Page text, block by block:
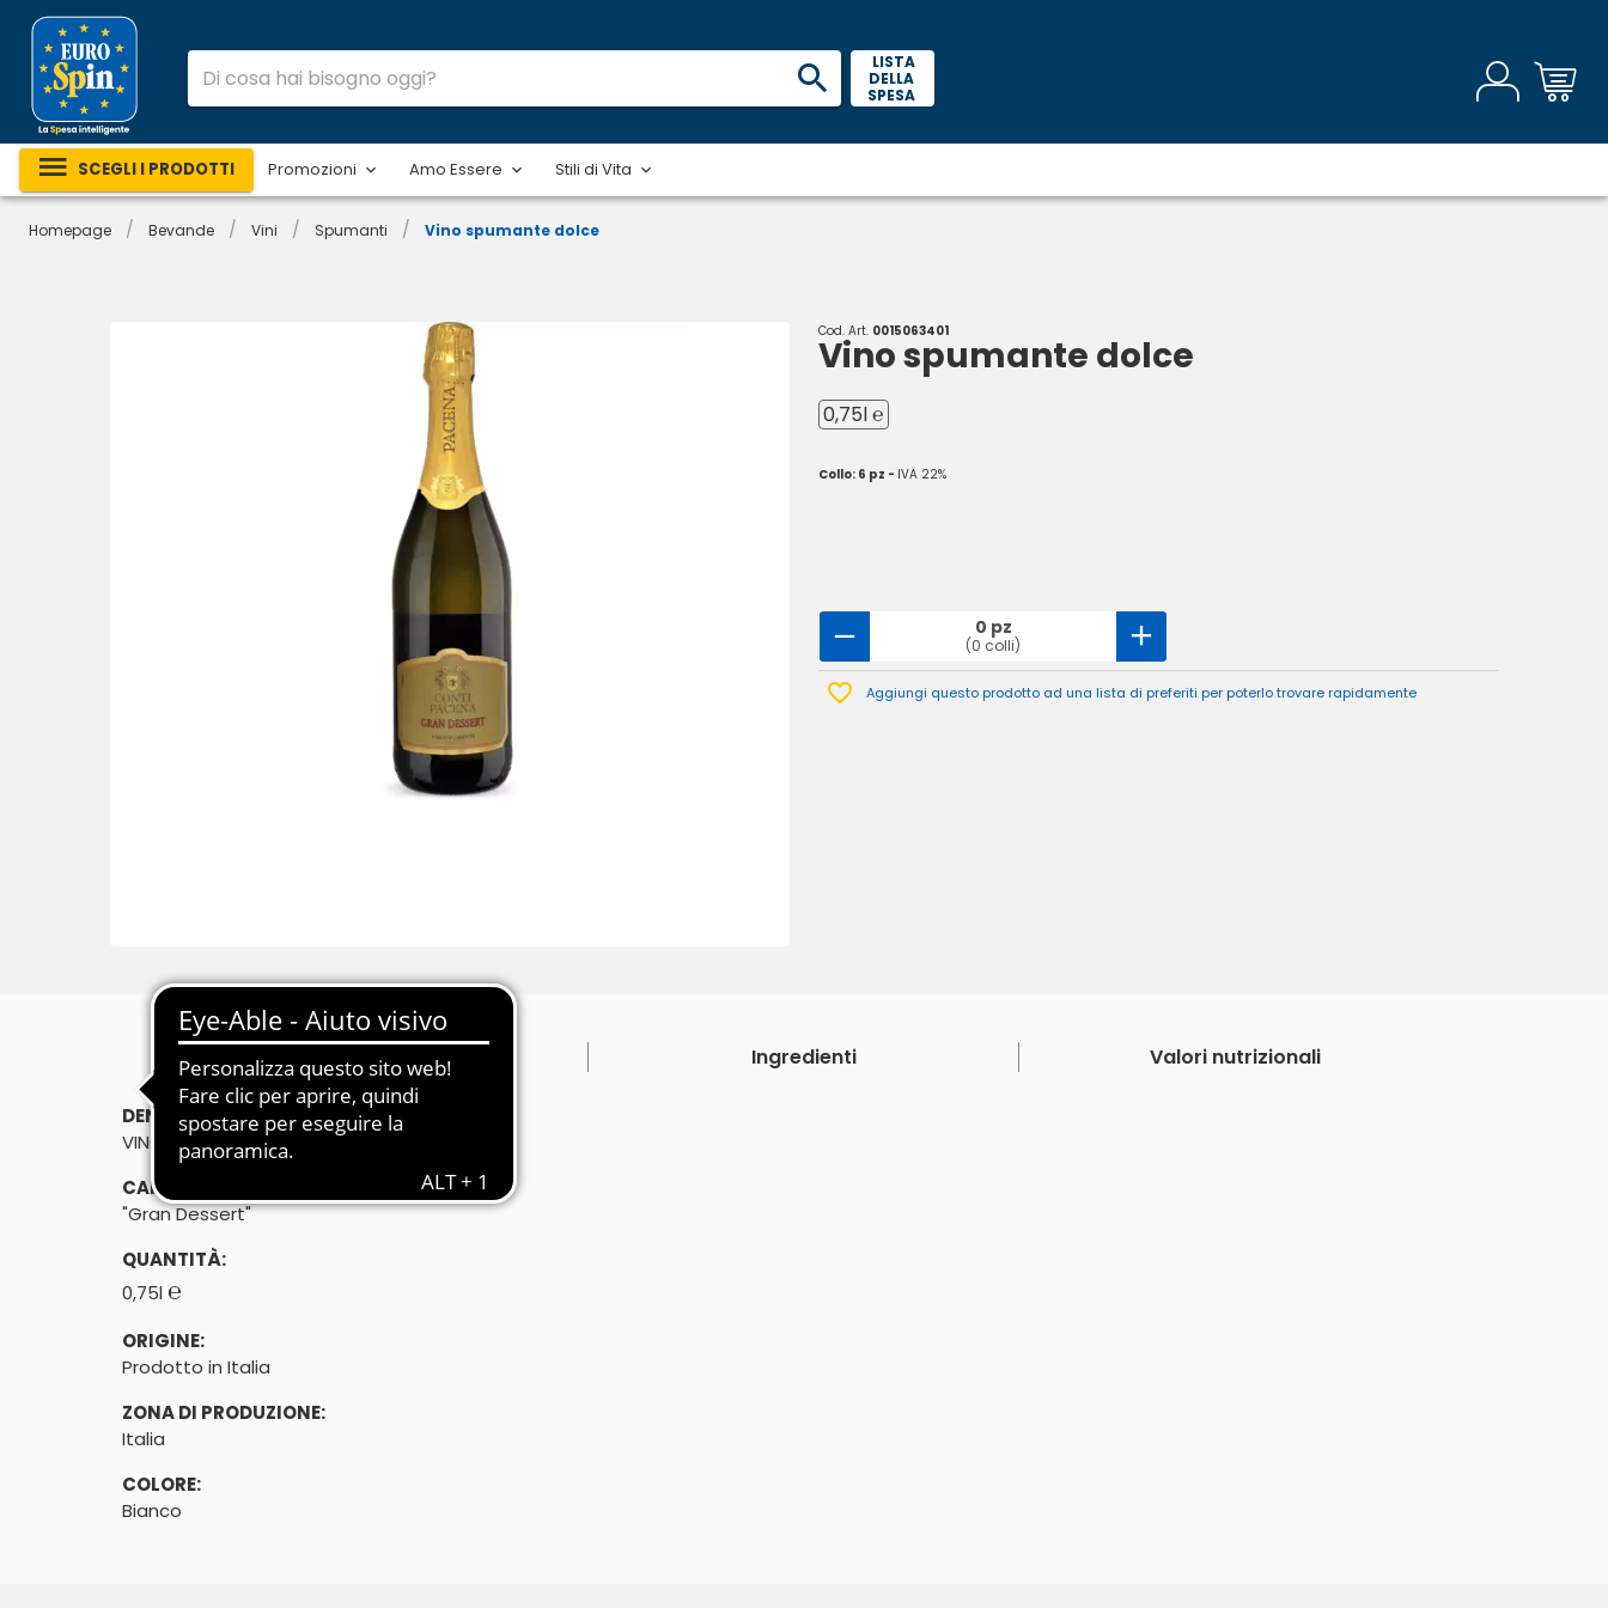
LISTA
DELLA
SPESA
SCEGLI I PRODOTTI Promozioni Amo Essere Stili di Vita
Homepage / Bevande / Vini / Spumanti / Vino spumante dolce
Cod. Art. 0015063401
Vino spumante dolce
0,75l ℮
Collo: 6 pz - IVA 22%
0 pz
(0 colli)
Aggiungi questo prodotto ad una lista di preferiti per poterlo trovare rapidamente
Descrizione Ingredienti Valori nutrizionali
DENOMINAZIONE DI VENDITA:
VINO SPUMANTE DOLCE
CARATTERISTICHE:
"Gran Dessert"
QUANTITÀ:
0,75l ℮
ORIGINE:
Prodotto in Italia
ZONA DI PRODUZIONE:
Italia
COLORE:
Bianco